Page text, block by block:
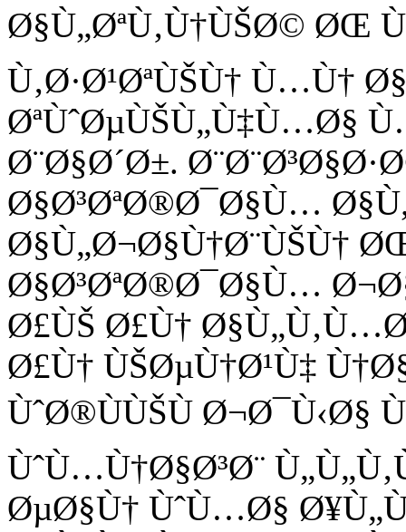
Ø§Ù„ØªÙ‚Ù†ÙŠØ© ØŒ
Ù‚Ø·Ø¹ØªÙŠÙ† Ù…Ù†
ØªÙˆØµÙŠÙ„Ù‡Ù…Ø§
Ø¨Ø§Ø´Ø±.
Ø§Ø³ØªØ®Ø¯Ø§Ù…
Ø§Ù„Ø¬Ø§Ù†Ø¨ÙŠÙ†
Ø§Ø³ØªØ®Ø¯Ø§Ù…
Ø£ÙŠ Ø£Ù†
Ø£Ù† ÙŠØµÙ†Ø¹Ù‡
ÙˆØ®ÙÙŠÙ Ø¬Ø¯Ù‹Ø§
ÙˆÙ…Ù†Ø§Ø³Ø¨
ØµØ§Ù† ÙˆÙ…Ø§